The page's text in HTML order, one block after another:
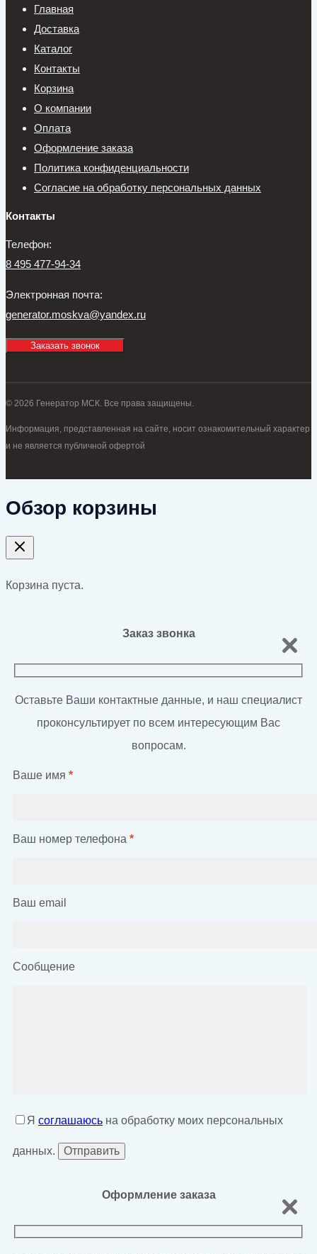
Главная
Доставка
Каталог
Контакты
Корзина
О компании
Оплата
Оформление заказа
Политика конфиденциальности
Согласие на обработку персональных данных
Контакты
Телефон:
8 495 477-94-34
Электронная почта:
generator.moskva@yandex.ru
Заказать звонок
© 2026 Генератор МСК. Все права защищены.
Информация, представленная на сайте, носит ознакомительный характер
и не является публичной офертой
Обзор корзины
Корзина пуста.
Заказ звонка
Оставьте Ваши контактные данные, и наш специалист
проконсультирует по всем интересующим Вас
вопросам.
Ваше имя *
Ваш номер телефона *
Ваш email
Сообщение
Я соглашаюсь на обработку моих персональных
данных.
Оформление заказа